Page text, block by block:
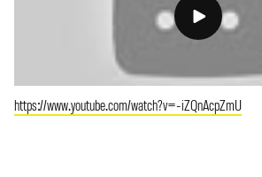
https://www.youtube.com/watch?v=-iZQnAcpZmU